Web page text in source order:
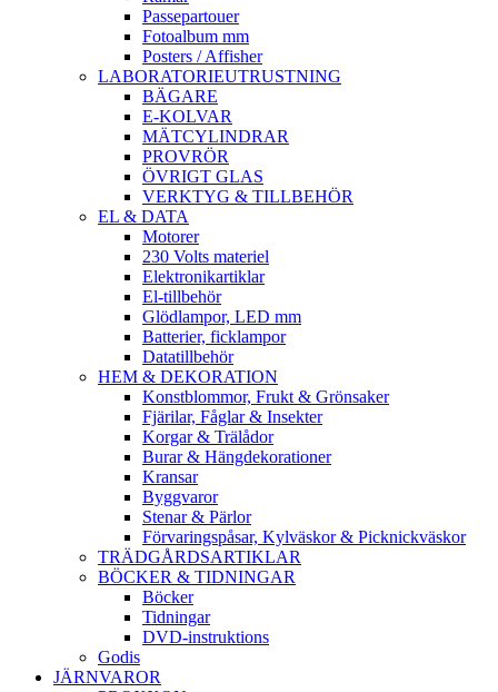
Passepartouer
Fotoalbum mm
Posters / Affisher
LABORATORIEUTRUSTNING
BÄGARE
E-KOLVAR
MÄTCYLINDRAR
PROVRÖR
ÖVRIGT GLAS
VERKTYG & TILLBEHÖR
EL & DATA
Motorer
230 Volts materiel
Elektronikartiklar
El-tillbehör
Glödlampor, LED mm
Batterier, ficklampor
Datatillbehör
HEM & DEKORATION
Konstblommor, Frukt & Grönsaker
Fjärilar, Fåglar & Insekter
Korgar & Trälådor
Burar & Hängdekorationer
Kransar
Byggvaror
Stenar & Pärlor
Förvaringspåsar, Kylväskor & Picknickväskor
TRÄDGÅRDSARTIKLAR
BÖCKER & TIDNINGAR
Böcker
Tidningar
DVD-instruktions
Godis
JÄRNVAROR